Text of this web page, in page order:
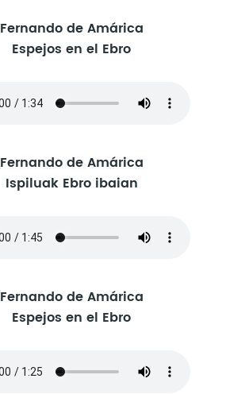
Fernando de Amárica
Espejos en el Ebro
Fernando de Amárica
Ispiluak Ebro ibaian
Fernando de Amárica
Espejos en el Ebro